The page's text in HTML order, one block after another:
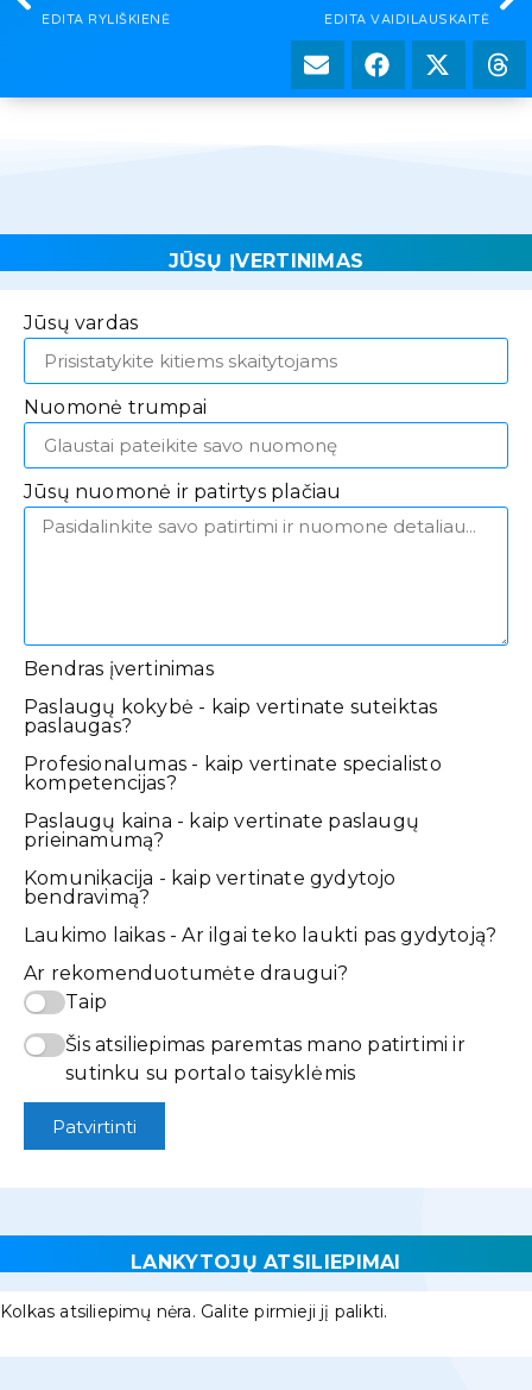
EDITA RYLIŠKIENĖ EDITA VAIDILAUSKAITĖ
JŪSŲ ĮVERTINIMAS
Jūsų vardas
Nuomonė trumpai
Jūsų nuomonė ir patirtys plačiau
Bendras įvertinimas
Paslaugų kokybė - kaip vertinate suteiktas
paslaugas?
Profesionalumas - kaip vertinate specialisto
kompetencijas?
Paslaugų kaina - kaip vertinate paslaugų
prieinamumą?
Komunikacija - kaip vertinate gydytojo
bendravimą?
Laukimo laikas - Ar ilgai teko laukti pas gydytoją?
Ar rekomenduotumėte draugui?
Taip
Šis atsiliepimas paremtas mano patirtimi ir
sutinku su portalo taisyklėmis
Patvirtinti
LANKYTOJŲ ATSILIEPIMAI
Kolkas atsiliepimų nėra. Galite pirmieji jį palikti.